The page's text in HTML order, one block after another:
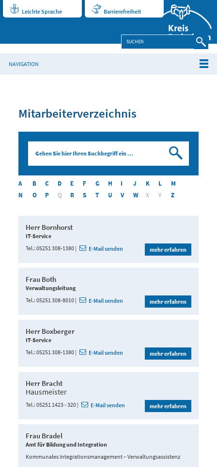
Leichte Sprache Barrierefreiheit
NAVIGATION
Mitarbeiterverzeichnis
A B C D E F G H I J K L
M
N
O P Q R S T U V W X Y Z
Herr Bornhorst
IT-Service
Tel. 05251 308-1380 E-Mail senden mehr erfahren
Frau Both
Verwaltungsleitung
Tel. 05251 308-8010 E-Mail senden mehr erfahren
Herr Boxberger
IT-Service
Tel. 05251 308-1380 E-Mail senden mehr erfahren
Herr Bracht
Hausmeister
Tel. 05251 1423 - 320 E-Mail senden mehr erfahren
Frau Bradel
Amt für Bildung und Integration
Kommunales Integrationsmanagement – Verwaltungsassistenz